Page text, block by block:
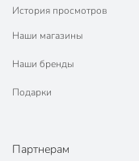
История просмотров
Наши магазины
Наши бренды
Подарки
Партнерам